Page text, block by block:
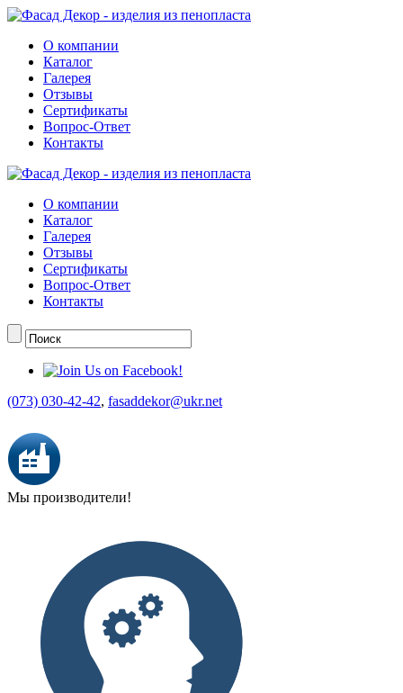
О компании
Каталог
Галерея
Отзывы
Сертификаты
Вопрос-Ответ
Контакты
О компании
Каталог
Галерея
Отзывы
Сертификаты
Вопрос-Ответ
Контакты
(073) 030-42-42, fasaddekor@ukr.net
Мы производители!